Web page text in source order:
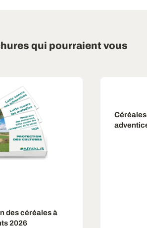
qui pourraient vous
des céréales à
2026